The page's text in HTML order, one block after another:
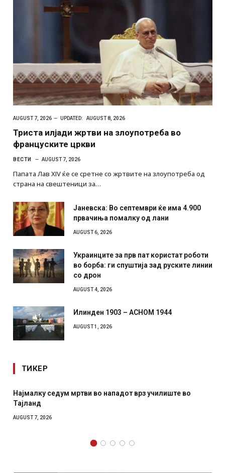
AUGUST 7, 2026 UPDATED: AUGUST 8, 2026
Триста илјади жртви на злоупотреба во
француските цркви
ВЕСТИ AUGUST 7, 2026
Папата Лав XIV ќе се сретне со жртвите на злоупотреба од
страна на свештеници за…
Јаневска: Во септември ќе има 4.900
првачиња помалку од лани
AUGUST 6, 2026
Украинците за прв пат користат роботи
во борба: ги спуштија зад руските линии
со дрон
AUGUST 4, 2026
Илинден 1903 – АСНОМ 1944
AUGUST 1, 2026
ТИКЕР
Најмалку седум мртви во нападот врз училиште во
Тајланд
AUGUST 7, 2026